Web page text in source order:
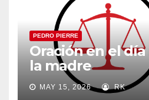
PEDRO PIERRE
Oración en el
la madre
MAY 15, 2026 RK